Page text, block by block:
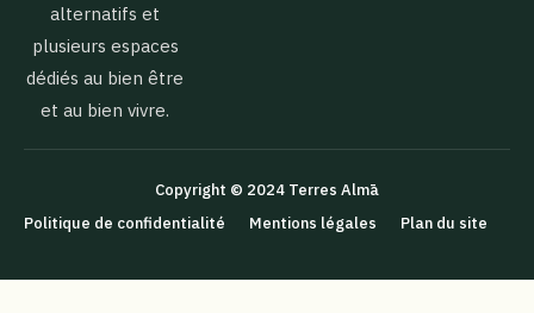
alternatifs et
plusieurs espaces
dédiés au bien être
et au bien vivre.
Copyright © 2024 Terres Almā
Politique de confidentialité
Mentions légales Plan du site